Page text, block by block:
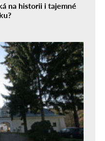
na historii i tajemné